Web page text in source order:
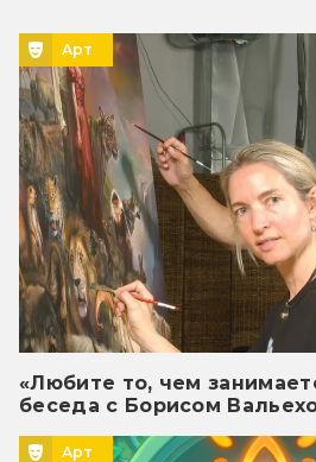
Арт
«Любите то, чем
беседа с Борисом
Арт